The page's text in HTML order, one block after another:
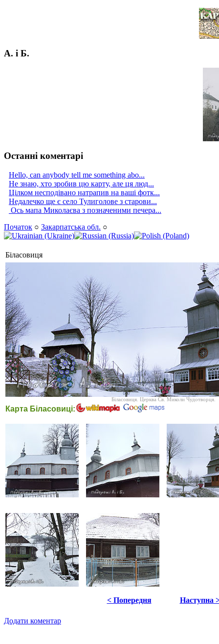
А. і Б.
Останні коментарі
Hello, can anybody tell me something abo...
Не знаю, хто зробив цю карту, але ця люд...
Цілком несподівано натрапив на ваші фотк...
Недалечко ще є село Тулиголове з старови...
Ось мапа Миколаєва з позначеними печера...
Початок ○ Закарпатська обл. ○
Біласовиця
Біласовиця. Церква Св. Миколи Чудотворця.
Карта Біласовиці:
< Попередня Наступна
Додати коментар